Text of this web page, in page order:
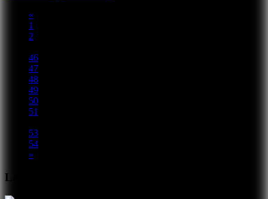
«
1
2
46
47
48
49
50
51
53
54
»
Lançamentos Recentes